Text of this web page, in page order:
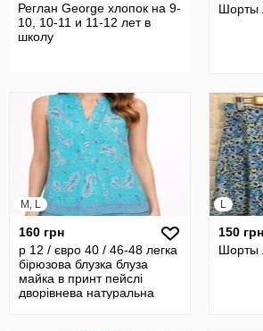
Реглан George хлопок на 9-
10, 10-11 и 11-12 лет в
школу
Шорты
M, L
160 грн
р 12 / євро 40 / 46-48 легка
бірюзова блузка блуза
майка в принт пейслі
дворівнева натуральна
L
150 грн
Шорты